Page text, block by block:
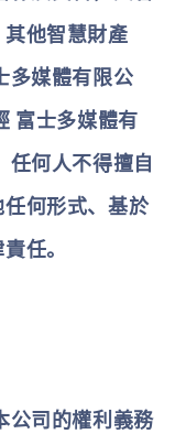
他智慧財產
多媒體有限公
富士多媒體有
任何人不得擅自
何形式、基於
任。
公司的權利義務